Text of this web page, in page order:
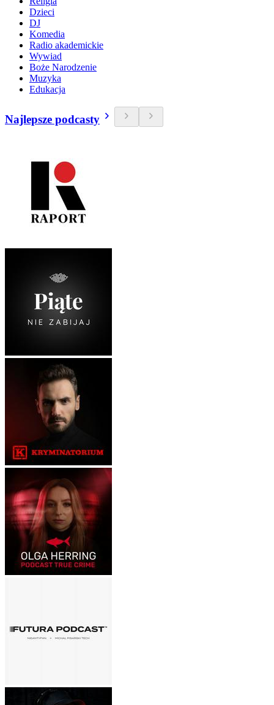
Dzieci
DJ
Komedia
Radio akademickie
Wywiad
Boże Narodzenie
Muzyka
Edukacja
Najlepsze podcasty